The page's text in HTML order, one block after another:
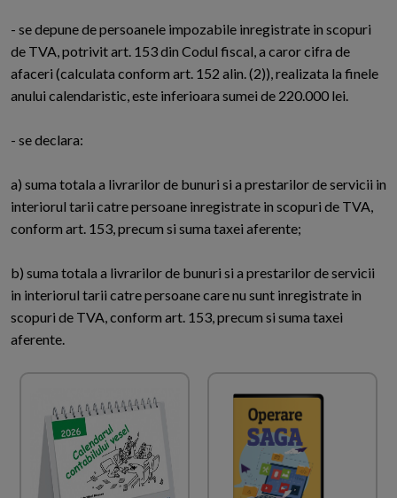
- se depune de persoanele impozabile inregistrate in scopuri
de TVA, potrivit art. 153 din Codul fiscal, a caror cifra de
afaceri (calculata conform art. 152 alin. (2)), realizata la finele
anului calendaristic, este inferioara sumei de 220.000 lei.
- se declara:
a) suma totala a livrarilor de bunuri si a prestarilor de servicii in
interiorul tarii catre persoane inregistrate in scopuri de TVA,
conform art. 153, precum si suma taxei aferente;
b) suma totala a livrarilor de bunuri si a prestarilor de servicii
in interiorul tarii catre persoane care nu sunt inregistrate in
scopuri de TVA, conform art. 153, precum si suma taxei
aferente.